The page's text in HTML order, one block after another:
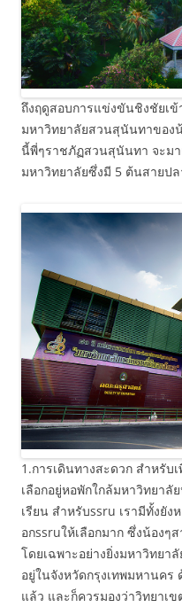
ถึงฤดูสอบการแข่งขันชิงชัยเ
มหาวิทยาลัยสวนสุนันทาของ
นี้พี่ๆราชภัฏสวนสุนันทา จะมา
มหาวิทยาลัยซึ่งมี 5 ต้นสายปล
1.การเดินทางสะดวก สำหรับ
เลือกอยู่หอพักใกล้มหาวิทยาลั
เรียน สำหรับssru เรามีทั้งยั
อกssruให้เลือกมาก ซึ่งน้องๆ
โดยเฉพาะอย่างยิ่งมหาวิทยา
อยู่ในจังหวัดกรุงเทพมหานคร
แล้ว และก็ควรมองว่าวิทยาเ